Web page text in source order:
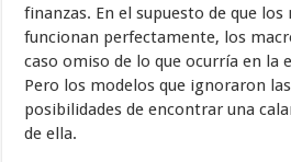
finanzas. En el supuesto de que
funcionan perfectamente, los
caso omiso de lo que ocurría en la
Pero los modelos que ignoraron
posibilidades de encontrar una
de ella.